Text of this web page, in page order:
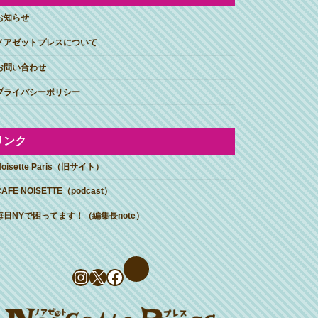
知らせ
アゼットプレスについて
問い合わせ
ライバシーポリシー
ンク
Paris（旧サイト）
NOISETTE（podcast）
日NYで困ってます！（編集長note）
Instagram
X Facebook